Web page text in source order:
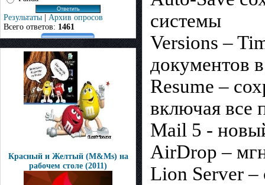
Результаты | Архив опросов
Всего ответов: 1461
Красный и Желтый (M&Ms) на
рабочем столе (2011)
системы
Versions –
документов
Resume –
включая все
Mail 5 -
AirDrop –
Lion Server –